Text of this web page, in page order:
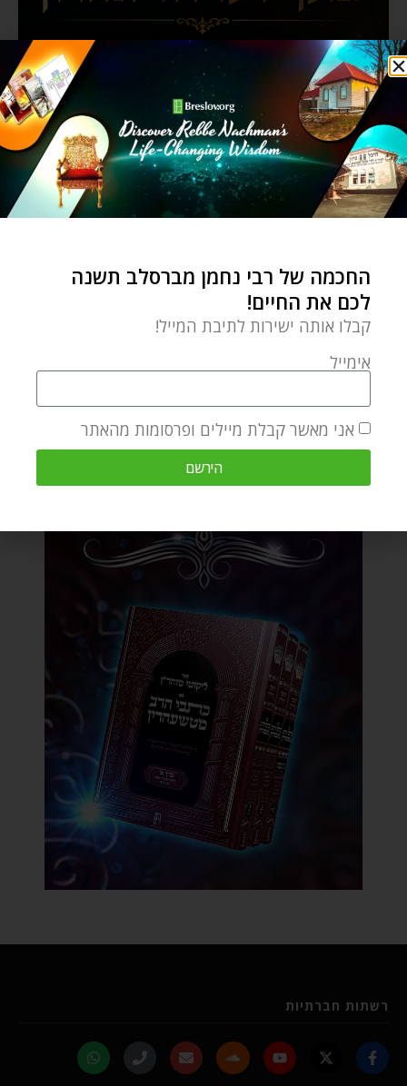
רשתות חברתיות
החכמה של רבי נחמן מברסלב תשנה
לכם את החיים!
קבלו אותה ישירות לתיבת המייל!
אימייל
אני מאשר קבלת מיילים ופרסומות מהאתר
הירשם